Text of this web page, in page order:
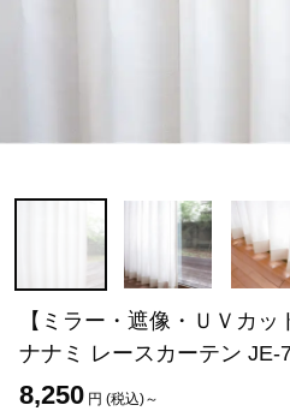
【ミラー・遮像・ＵＶカッ
ナナミ レースカーテン JE-
8,250 円 (税込)～